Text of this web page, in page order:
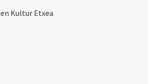
Kultur Etxea